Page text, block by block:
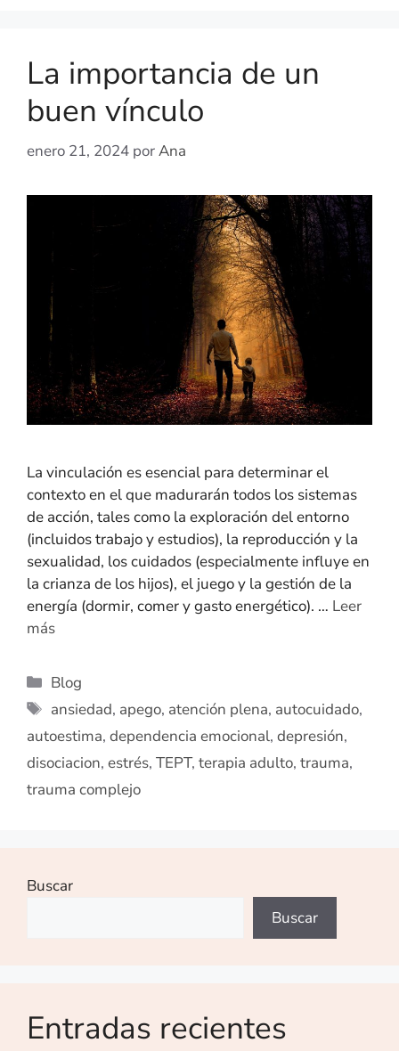
La importancia de un
buen vínculo
enero 21, 2024 porAna
La vinculación es esencial para determinar el
contexto en el que madurarán todos los sistemas
de acción, tales como la exploración del entorno
(incluidos trabajo y estudios), la reproducción y la
sexualidad, los cuidados (especialmente influye en
la crianza de los hijos), el juego y la gestión de la
energía (dormir, comer y gasto energético). … Leer
más
Blog
ansiedad, apego, atención plena, autocuidado,
autoestima, dependencia emocional, depresión,
disociacion, estrés, TEPT, terapia adulto, trauma,
trauma complejo
Buscar
Buscar
Entradas recientes